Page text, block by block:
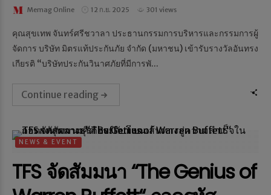
Memag Online 12 ก.ย. 2025 301 views
คุณสุขเทพ จันทร์ศรีชวาลา ประธานกรรมการบริหารและกรรมการผู้
จัดการ บริษัท มิตรแท้ประกันภัย จำกัด (มหาชน) เข้ารับรางวัลอันทรง
เกียรติ “บริษัทประกันวินาศภัยที่มีการพั...
Continue reading
NEWS & EVENT
TFS จัดสัมมนา “The Genius of